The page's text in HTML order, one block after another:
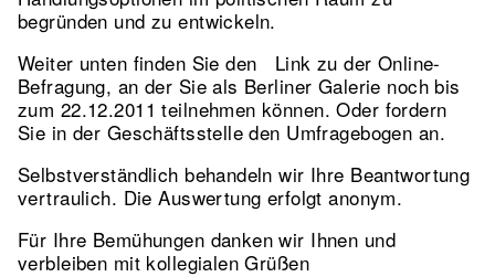
begründen und zu entwickeln.
Weiter unten finden Sie den Link zu der Online-
Befragung, an der Sie als Berliner Galerie noch bis
zum 22.12.2011 teilnehmen können. Oder fordern
Sie in der Geschäftsstelle den Umfragebogen an.
Selbstverständlich behandeln wir Ihre Beantwortung
vertraulich. Die Auswertung erfolgt anonym.
Für Ihre Bemühungen danken wir Ihnen und
verbleiben mit kollegialen Grüßen